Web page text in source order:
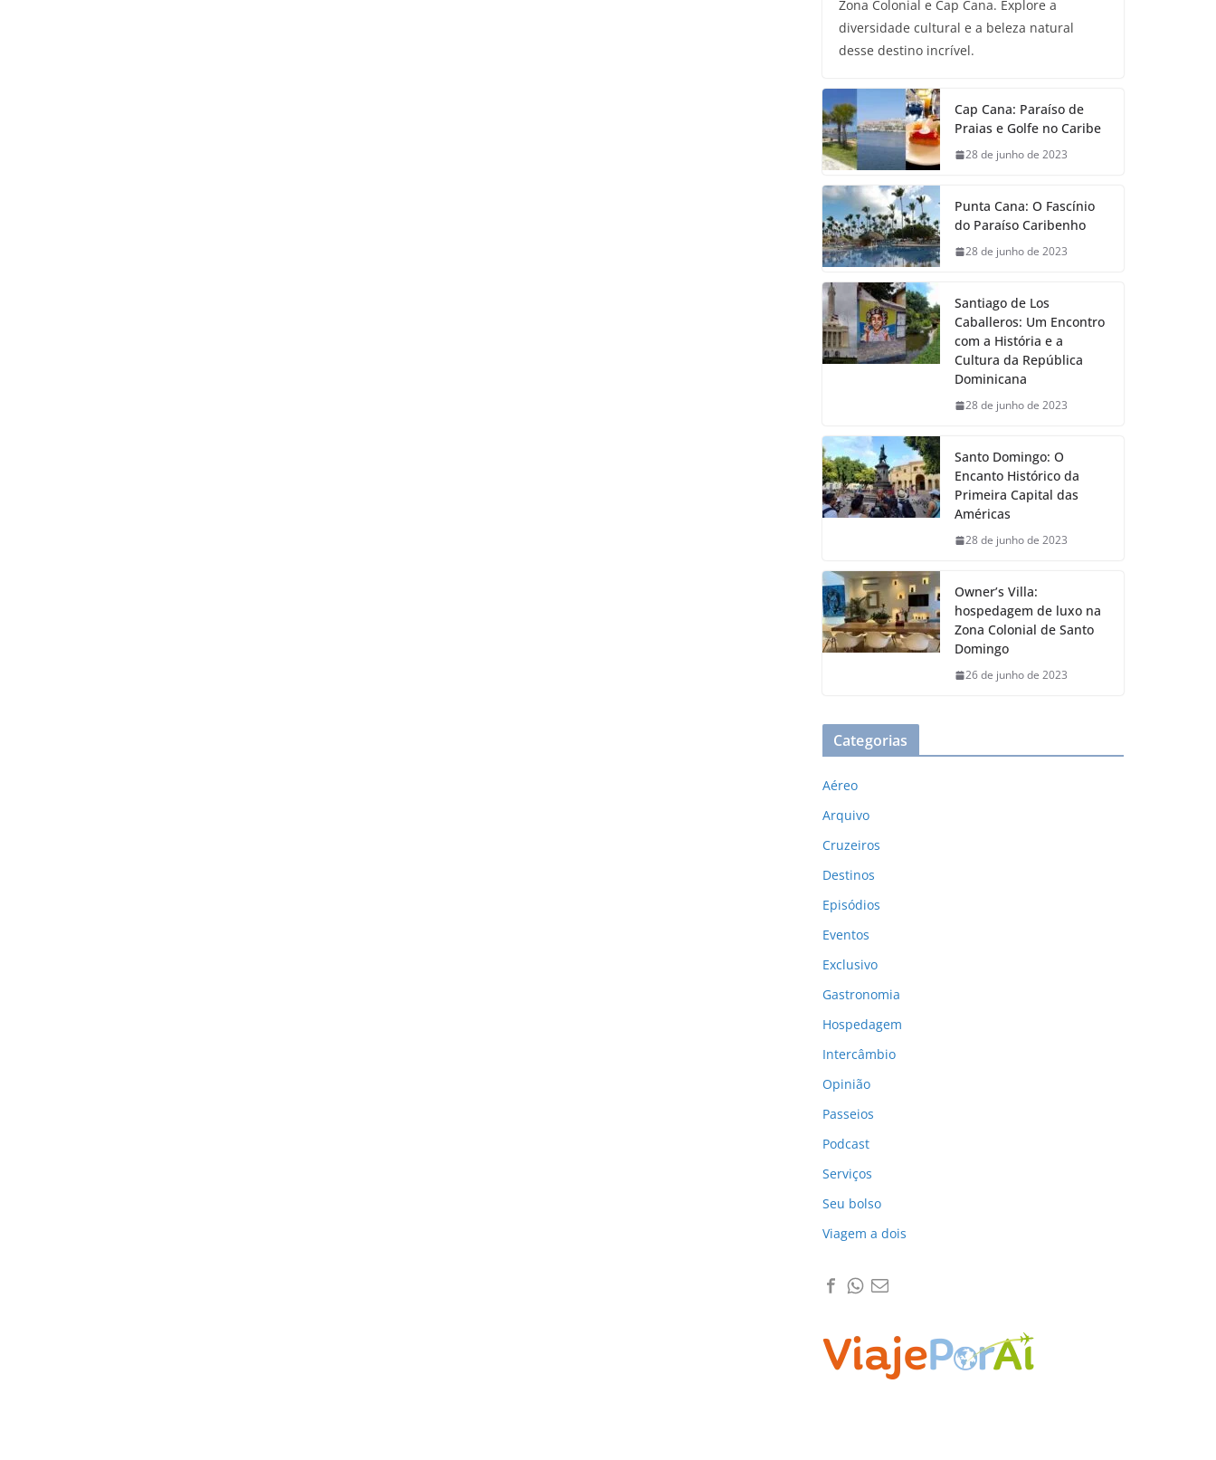
Zona Colonial e Cap Cana. Explore a
diversidade cultural e a beleza natural
desse destino incrível.
Cap Cana: Paraíso de
Praias e Golfe no Caribe
28 de junho de 2023
Punta Cana: O Fascínio
do Paraíso Caribenho
28 de junho de 2023
Santiago de Los
Caballeros: Um Encontro
com a História e a
Cultura da República
Dominicana
28 de junho de 2023
Santo Domingo: O
Encanto Histórico da
Primeira Capital das
Américas
28 de junho de 2023
Owner’s Villa:
hospedagem de luxo na
Zona Colonial de Santo
Domingo
26 de junho de 2023
Categorias
Aéreo
Arquivo
Cruzeiros
Destinos
Episódios
Eventos
Exclusivo
Gastronomia
Hospedagem
Intercâmbio
Opinião
Passeios
Podcast
Serviços
Seu bolso
Viagem a dois